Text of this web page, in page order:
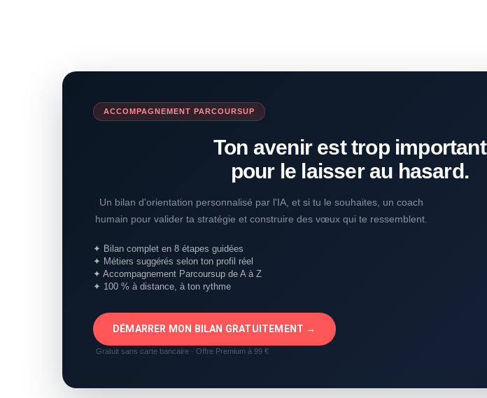
ACCOMPAGNEMENT PARCOURSUP
Ton avenir est trop important
pour le laisser au hasard.
Un bilan d'orientation personnalisé par l'IA, et si tu le souhaites, un coach
humain pour valider ta stratégie et construire des vœux qui te ressemblent.
✦ Bilan complet en 8 étapes guidées
✦ Métiers suggérés selon ton profil réel
✦ Accompagnement Parcoursup de A à Z
✦ 100 % à distance, à ton rythme
DÉMARRER MON BILAN GRATUITEMENT →
Gratuit sans carte bancaire · Offre Premium à 99 €